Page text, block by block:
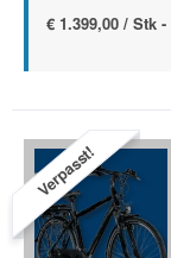
€ 1.399,00 / Stk -
Verpasst!